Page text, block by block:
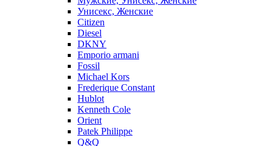
Унисекс, Женские
Citizen
Diesel
DKNY
Emporio armani
Fossil
Michael Kors
Frederique Constant
Hublot
Kenneth Cole
Orient
Patek Philippe
Q&Q